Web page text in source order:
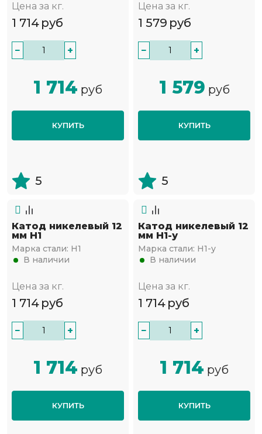
Цена за кг.
1 714 руб
− +
1 714 руб
КУПИТЬ
5
Цена за кг.
1 579 руб
− +
1 579 руб
КУПИТЬ
5
Катод никелевый 12
мм Н1
Марка стали: Н1
В наличии
Цена за кг.
1 714 руб
− +
1 714 руб
КУПИТЬ
Катод никелевый 12
мм Н1-у
Марка стали: Н1-у
В наличии
Цена за кг.
1 714 руб
− +
1 714 руб
КУПИТЬ